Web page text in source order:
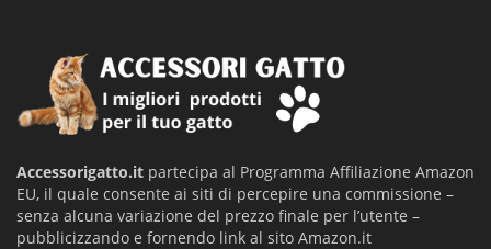
Accessorigatto.it partecipa al Programma Affiliazione Amazon
EU, il quale consente ai siti di percepire una commissione –
senza alcuna variazione del prezzo finale per l’utente –
pubblicizzando e fornendo link al sito Amazon.it